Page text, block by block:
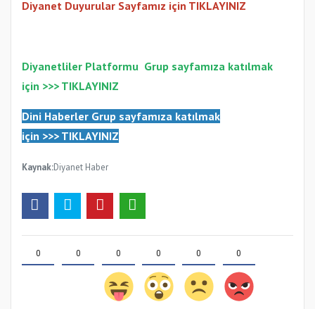
Diyanet Duyurular Sayfamız için TIKLAYINIZ
Diyanetliler Platformu Grup sayfamıza katılmak
için >>> TIKLAYINIZ
Dini Haberler Grup sayfamıza katılmak
için >>> TIKLAYINIZ
Kaynak:Diyanet Haber
0 0 0 0 0 0